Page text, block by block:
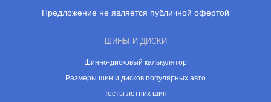
Предложение не является публичной офертой
ШИНЫ И ДИСКИ
Шинно-дисковый калькулятор
Размеры шин и дисков популярных авто
Тесты летних шин